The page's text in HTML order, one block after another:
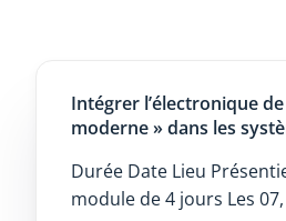
Intégrer l’électronique
moderne » dans les
Durée Date Lieu
module de 4 jours Les